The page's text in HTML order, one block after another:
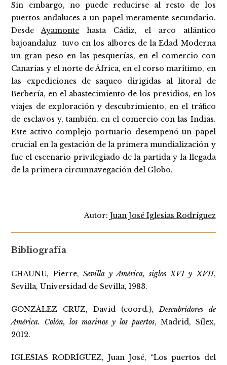
Sin embargo, no puede reducirse al resto de los
puertos andaluces a un papel meramente secundario.
DesdeAyamonte hasta Cádiz, el arco atlántico
bajoandaluz tuvo en los albores de la Edad Moderna
un gran peso en las pesquerías, en el comercio con
Canarias y el norte de África, en el corso marítimo, en
las expediciones de saqueo dirigidas al litoral de
Berbería, en el abastecimiento de los presidios, en los
viajes de exploración y descubrimiento, en el tráfico
de esclavos y, también, en el comercio con las Indias.
Este activo complejo portuario desempeñó un papel
crucial en la gestación de la primera mundialización y
fue el escenario privilegiado de la partida y la llegada
de la primera circunnavegación del Globo.
Autor: Juan José Iglesias Rodríguez
Bibliografía
CHAUNU, Pierre, Sevilla y América, siglos XVI y XVII,
Sevilla, Universidad de Sevilla, 1983.
GONZÁLEZ CRUZ, David (coord.),Descubridores de
América. Colón, los marinos y los puertos, Madrid, Sílex,
2012.
IGLESIAS RODRÍGUEZ, Juan José, “Los puertos del